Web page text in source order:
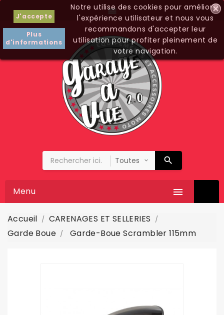

J'accepte
Plus
d'informations
Notre utilise des cookies pour améliorer
l'expérience utilisateur et nous vous
recommandons d'accepter leur
utilisation pour profiter pleinement de
votre navigation.

Menu
Accueil
CARENAGES ET SELLERIES
Garde Boue
Garde-Boue Scrambler 115mm